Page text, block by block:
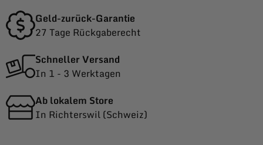
Geld-zurück-Garantie
27 Tage Rückgaberecht
Schneller Versand
In 1 - 3 Werktagen
Ab lokalem Store
In Richterswil (Schweiz)